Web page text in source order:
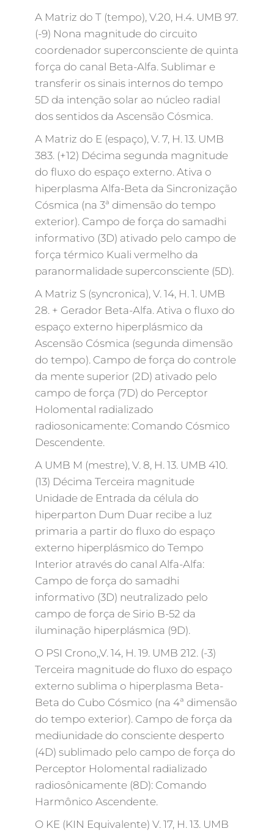
A Matriz do T (tempo), V.20, H.4. UMB 97.
(-9) Nona magnitude do circuito
coordenador superconsciente de quinta
força do canal Beta-Alfa. Sublimar e
transferir os sinais internos do tempo
5D da intenção solar ao núcleo radial
dos sentidos da Ascensão Cósmica.
A Matriz do E (espaço), V. 7, H. 13. UMB
383. (+12) Décima segunda magnitude
do fluxo do espaço externo. Ativa o
hiperplasma Alfa-Beta da Sincronização
Cósmica (na 3ª dimensão do tempo
exterior). Campo de força do samadhi
informativo (3D) ativado pelo campo de
força térmico Kuali vermelho da
paranormalidade superconsciente (5D).
A Matriz S (syncronica), V. 14, H. 1. UMB
28. + Gerador Beta-Alfa. Ativa o fluxo do
espaço externo hiperplásmico da
Ascensão Cósmica (segunda dimensão
do tempo). Campo de força do controle
da mente superior (2D) ativado pelo
campo de força (7D) do Perceptor
Holomental radializado
radiosonicamente: Comando Cósmico
Descendente.
A UMB M (mestre), V. 8, H. 13. UMB 410.
(13) Décima Terceira magnitude
Unidade de Entrada da célula do
hiperparton Dum Duar recibe a luz
primaria a partir do fluxo do espaço
externo hiperplásmico do Tempo
Interior através do canal Alfa-Alfa:
Campo de força do samadhi
informativo (3D) neutralizado pelo
campo de força de Sirio B-52 da
iluminação hiperplásmica (9D).
O PSI Crono,,V. 14, H. 19. UMB 212. (-3)
Terceira magnitude do fluxo do espaço
externo sublima o hiperplasma Beta-
Beta do Cubo Cósmico (na 4ª dimensão
do tempo exterior). Campo de força da
mediunidade do consciente desperto
(4D) sublimado pelo campo de força do
Perceptor Holomental radializado
radiosônicamente (8D): Comando
Harmônico Ascendente.
O KE (KIN Equivalente) V. 17, H. 13. UMB